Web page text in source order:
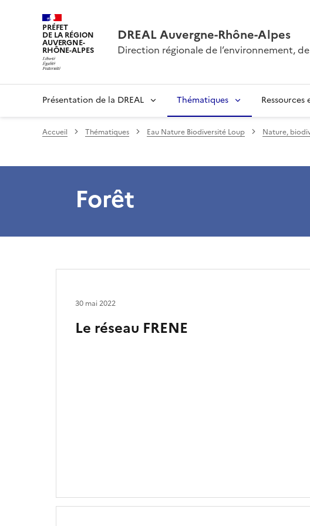
PRÉFET
DE LA RÉGION
AUVERGNE-
RHÔNE-ALPES
DREAL Auvergne-Rhône-Alpes
Direction régionale de l’environnement,
Présentation de la DREAL Thématiques Ressources
Accueil Thématiques Eau Nature Biodiversité Loup Nature,
Forêt
Le réseau FRENE
30 mai 2022